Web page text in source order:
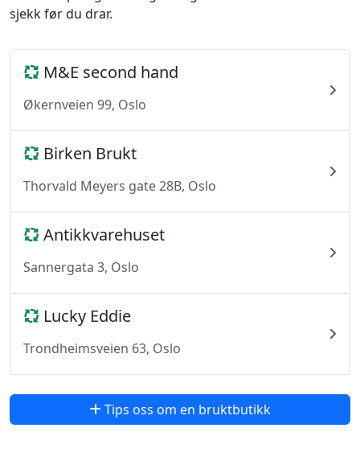
sjekk før du drar.
M&E second hand
Økernveien 99, Oslo
Birken Brukt
Thorvald Meyers gate 28B, Oslo
Antikkvarehuset
Sannergata 3, Oslo
Lucky Eddie
Trondheimsveien 63, Oslo
Tips oss om en bruktbutikk